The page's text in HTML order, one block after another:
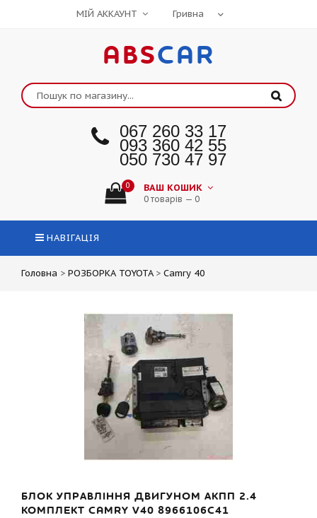
МІЙ АККАУНТ
ABSCAR
067 260 33 17
093 360 42 55
050 730 47 97
0 ВАШ КОШИК
0 товарів — 0
НАВІГАЦІЯ
Головна > РОЗБОРКА TOYOTA > Camry 40
БЛОК УПРАВЛІННЯ ДВИГУНОМ АКПП 2.4
КОМПЛЕКТ CAMRY V40 8966106C41